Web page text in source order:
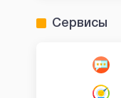
Сервисы